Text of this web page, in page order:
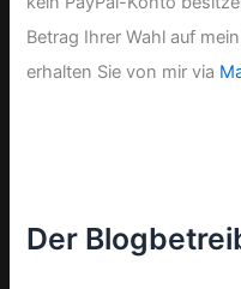
Betrag Ihrer Wahl auf
erhalten Sie von mir via
Der